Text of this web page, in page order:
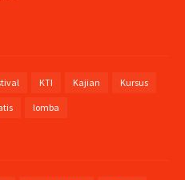
KTI Kajian Kursus
lomba